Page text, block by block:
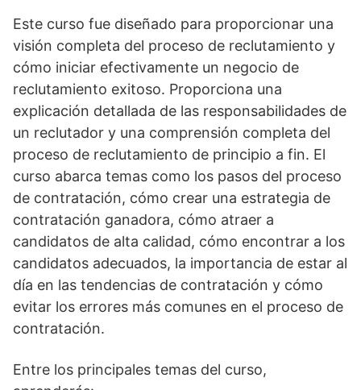
Este curso fue diseñado para proporcionar una
visión completa del proceso de reclutamiento y
cómo iniciar efectivamente un negocio de
reclutamiento exitoso. Proporciona una
explicación detallada de las responsabilidades de
un reclutador y una comprensión completa del
proceso de reclutamiento de principio a fin. El
curso abarca temas como los pasos del proceso
de contratación, cómo crear una estrategia de
contratación ganadora, cómo atraer a
candidatos de alta calidad, cómo encontrar a los
candidatos adecuados, la importancia de estar al
día en las tendencias de contratación y cómo
evitar los errores más comunes en el proceso de
contratación.
Entre los principales temas del curso,